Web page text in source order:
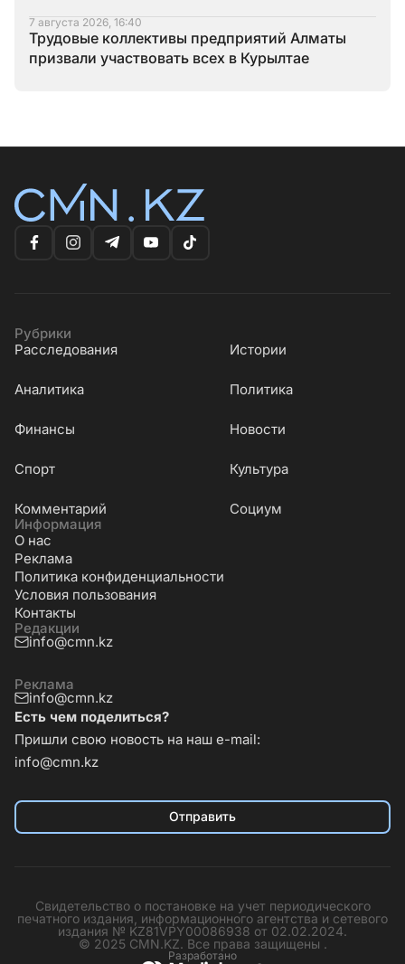
7 августа 2026, 16:40
Трудовые коллективы предприятий Алматы
призвали участвовать всех в Курылтае
Рубрики
Расследования
Истории
Аналитика Политика
Финансы Новости
Cпорт Культура
Комментарий
Социум
Информация
О нас
Реклама
Политика конфиденциальности
Условия пользования
Контакты
Редакции
info@cmn.kz
Реклама
info@cmn.kz
Есть чем поделиться?
Пришли свою новость на наш e-mail:
info@cmn.kz
Отправить
Свидетельство о постановке на учет периодического
печатного издания, информационного агентства и сетевого
издания № KZ81VPY00086938 от 02.02.2024.
© 2025 CMN.KZ. Все права защищены .
Разработано